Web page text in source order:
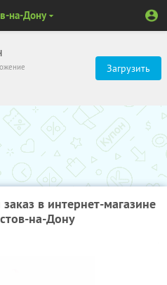
Загрузить
на-Дону
в интернет-магазине
на-Дону